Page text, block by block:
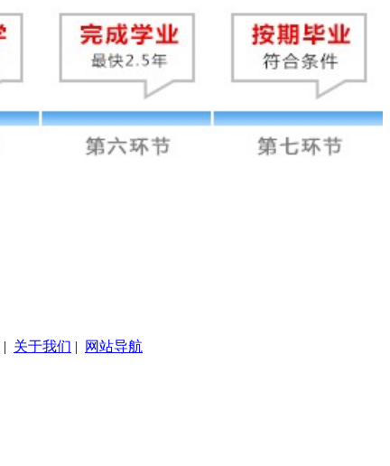
| 关于我们 |
网站导航